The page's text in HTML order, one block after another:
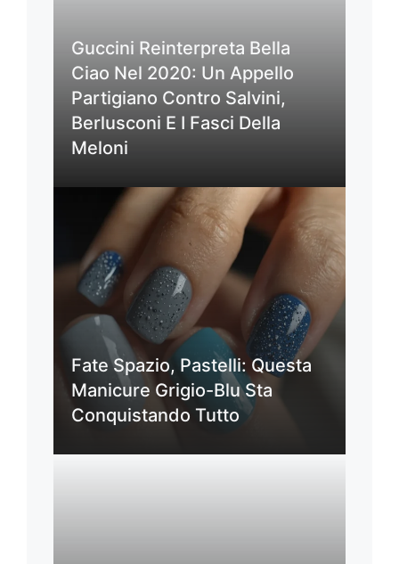
Guccini Reinterpreta Bella
Ciao Nel 2020: Un Appello
Partigiano Contro Salvini,
Berlusconi E I Fasci Della
Meloni
Fate Spazio, Pastelli: Questa
Manicure Grigio-Blu Sta
Conquistando Tutto